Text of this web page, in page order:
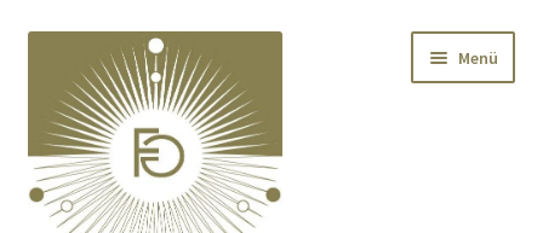
Navigation
springen
springen
Menü